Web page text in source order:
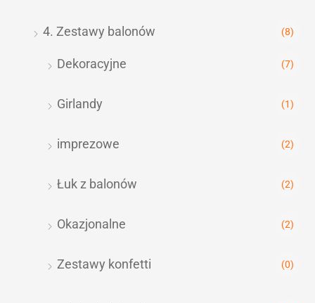
4. Zestawy balonów (8)
Dekoracyjne (7)
Girlandy (1)
imprezowe (2)
Łuk z balonów (2)
Okazjonalne (2)
Zestawy konfetti (0)